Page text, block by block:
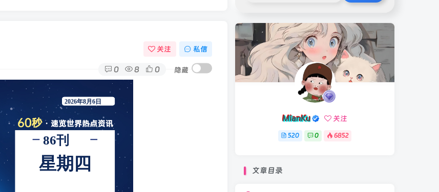
关注 私信
0 8 0 隐藏
MianKu 关注
520 0 6852
文章目录